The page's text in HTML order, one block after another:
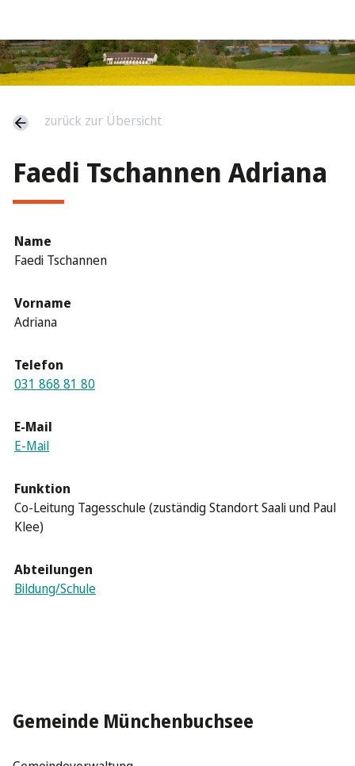
zurück zur Übersicht
Faedi Tschannen Adriana
Name
Faedi Tschannen
Vorname
Adriana
Telefon
031 868 81 80
E-Mail
E-Mail
Funktion
Co-Leitung Tagesschule (zuständig Standort Saali und Paul
Klee)
Abteilungen
Bildung/Schule
Gemeinde Münchenbuchsee